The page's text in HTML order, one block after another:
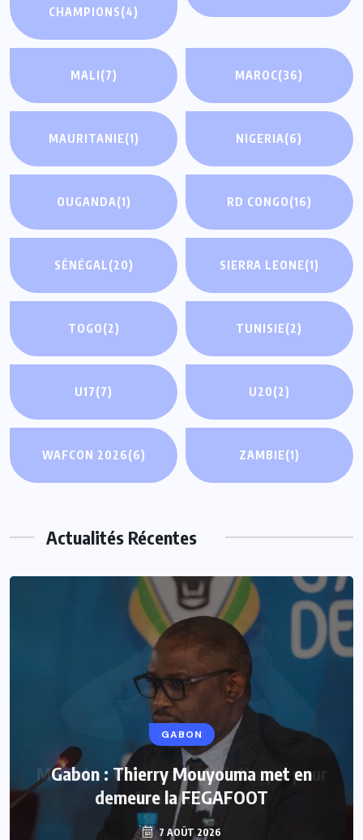
CHAMPIONS(4)
MALI(7) MAROC(36)
MAURITANIE(1) NIGERIA(6)
OUGANDA(1) RD CONGO(16)
SÉNÉGAL(20) SIERRA LEONE(1)
TOGO(2) TUNISIE(2)
U17(7) U20(2)
WAFCON 2026(6) ZAMBIE(1)
Actualités Récentes
GABON
Gabon : Thierry Mouyouma met en
demeure la FEGAFOOT
7 AOÛT 2026